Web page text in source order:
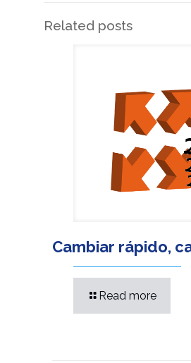
Related posts
Cambiar rápido,
Read more